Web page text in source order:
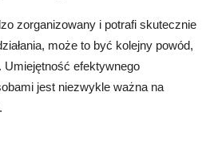
zorganizowany i potrafi skutecznie
może to być kolejny powód,
Umiejętność efektywnego
jest niezwykle ważna na